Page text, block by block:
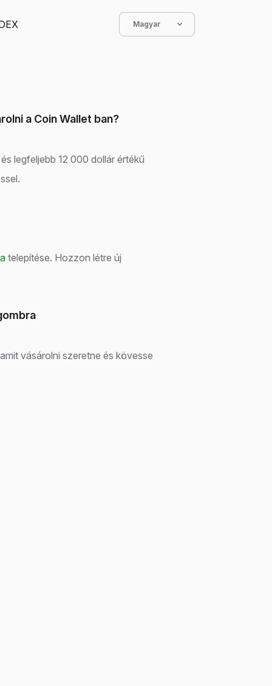
Magyar
a Coin Wallet ban?
legfeljebb 12 000 dollár értékű
telepítése. Hozzon létre új
vásárolni szeretne és kövesse